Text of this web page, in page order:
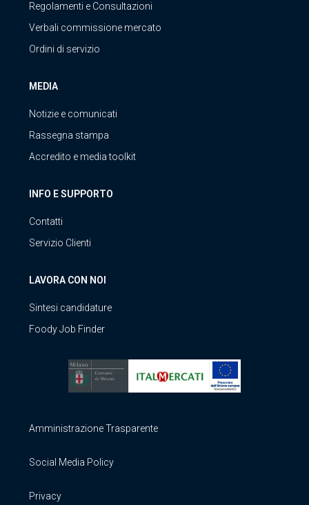
Regolamenti e Consultazioni
Verbali commissione mercato
Ordini di servizio
MEDIA
Notizie e comunicati
Rassegna stampa
Accredito e media toolkit
INFO E SUPPORTO
Contatti
Servizio Clienti
LAVORA CON NOI
Sintesi candidature
Foody Job Finder
Amministrazione Trasparente
Social Media Policy
Privacy